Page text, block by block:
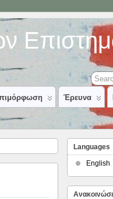
Έρευνα
Languages
English